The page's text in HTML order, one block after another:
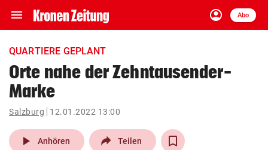
menu Navigation
ein-/ausklappen
account_circle
Anmelden
Abo
close Schließen
account_circle Anmelden
pin_drop
Wien arrow_right
QUARTIERE GEPLANT
Orte nahe der Zehntausender-
Marke
Salzburg 12.01.2022 13:00
play_arrow Anhören Teilen